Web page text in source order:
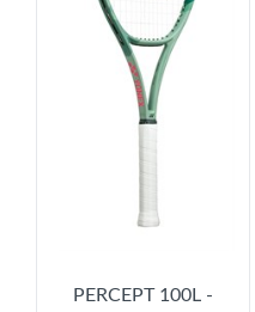
PERCEPT 100L -